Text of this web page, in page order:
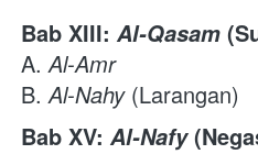
Bab XIII: Al-Qasam
A. Al-Amr
B. Al-Nahy (Larangan)
Bab XV: Al-Nafy